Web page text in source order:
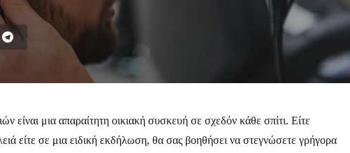
είναι μια απαραίτητη οικιακή συσκευή σε σχεδόν κάθε σπίτι. Είτε
είτε σε μια ειδική εκδήλωση, θα σας βοηθήσει να στεγνώσετε γρήγορα